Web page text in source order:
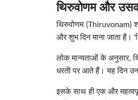
थिरुवोणम और
थिरुवोणम (Thiruvonam)
और शुभ दिन माना जाता है।
लोक मान्यताओं के अनुसार,
धरती पर आते हैं। यह दिन
इसके साथ ही एक और